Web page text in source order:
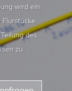
wird ein
Flurstücke
des
zu